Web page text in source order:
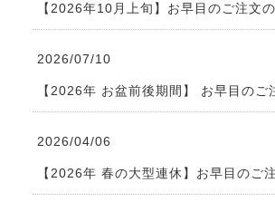
【2026年10月上旬】お早目のご注文
2026/07/10
【2026年 お盆前後期間】 お早目のご
2026/04/06
【2026年 春の大型連休】お早目のご